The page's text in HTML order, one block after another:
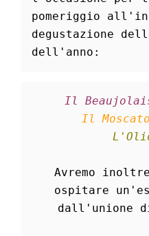
pomeriggio
degustazione
dell'anno:
Il Beaujolais
Il
Avremo
ospitare
dall'unione